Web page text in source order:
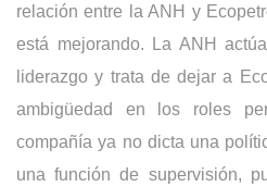
relación entre la ANH y
está mejorando. La ANH
liderazgo y trata de dejar a
ambigüedad en los roles
compañía ya no dicta una
una función de supervisión,